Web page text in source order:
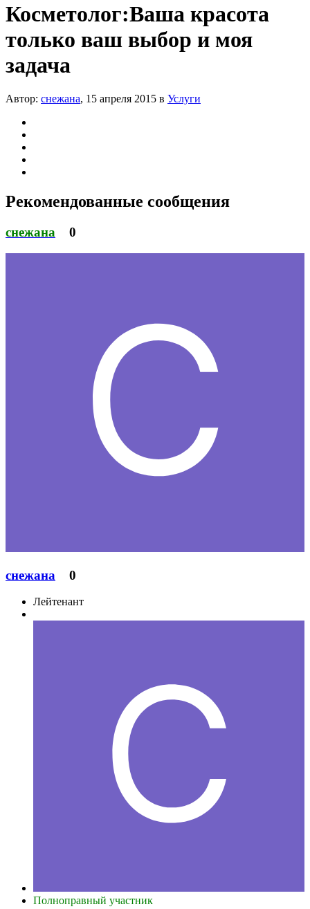
Косметолог:Ваша красота
только ваш выбор и моя
задача
Автор: снежана, 15 апреля 2015 в Услуги
Рекомендованные сообщения
снежана 0
снежана 0
Лейтенант
Полноправный участник